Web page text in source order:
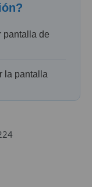
pantalla de
la pantalla